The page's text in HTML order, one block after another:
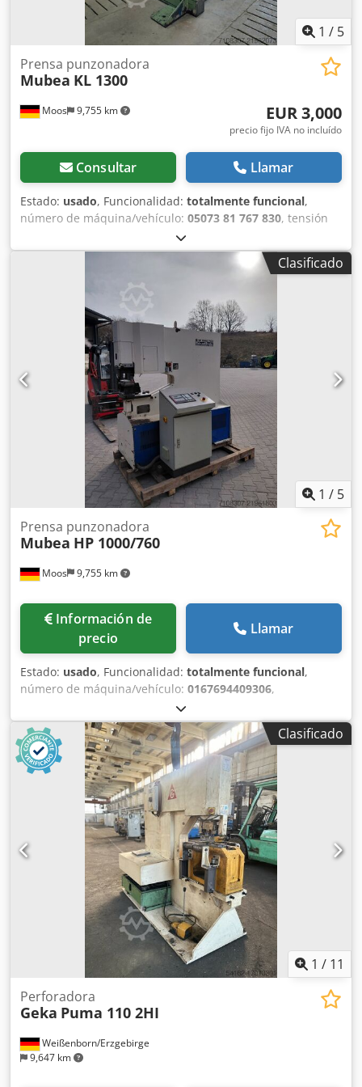
1 / 5
Moos 9,755 km
Prensa punzonadora
Mubea KL 1300
EUR 3,000
precio fijo IVA no incluído
Consultar Llamar
Estado: usado, Funcionalidad: totalmente funcional,
número de máquina/vehículo: 05073 81 767 830, tensión
, frecuencia de entrada:
Bender KL 1300 de segunda mano Dcsdpfx Aney Tim He
Clasificado
1 / 5
Moos 9,755 km
Prensa punzonadora
Mubea HP 1000/760
Información de
precio
Llamar
Estado: usado, Funcionalidad: totalmente funcional,
número de máquina/vehículo: 0167694409306,
760 mm
de lubricación centralizada, punzonadora Mubea de
segunda mano totalmente operativa precio a convenir
Dcsdjy Ticnspfx An Nsk
Clasificado
1 / 11
Weißenborn/Erzgebirge
9,647 km
Perforadora
Geka Puma 110 2HI